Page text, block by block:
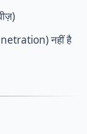
नहीं है